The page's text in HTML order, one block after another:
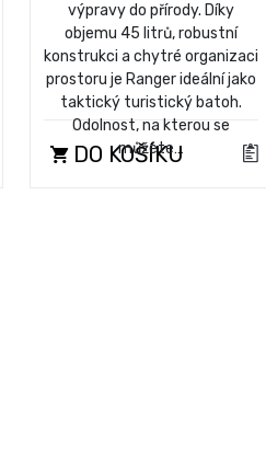
výpravy do přírody. Díky
objemu 45 litrů, robustní
konstrukci a chytré organizaci
prostoru je Ranger ideální jako
taktický turistický batoh.
Odolnost, na kterou se
můžete…
DO KOŠÍKU